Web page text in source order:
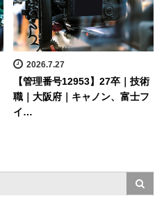
2026.7.27
【管理番号12953】27卒｜技術
職｜大阪府｜キャノン、富士フ
イ…